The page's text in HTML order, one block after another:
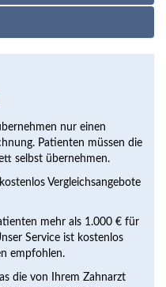
nur einen
Patienten müssen die
selbst übernehmen.
Vergleichsangebote
mehr als 1.000 € für
Service ist kostenlos
empfohlen.
die von Ihrem Zahnarzt